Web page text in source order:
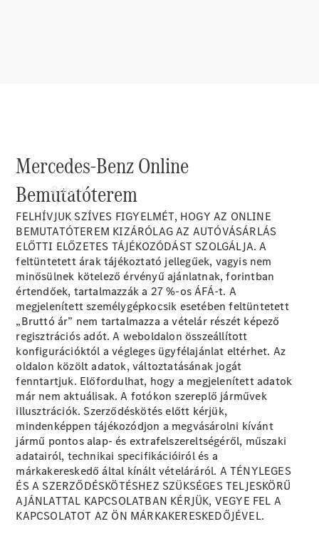
Rólunk
Márkáink
Mercedes-
Benz
Mercedes-
AMG
Mercedes-
Maybach
Stílust
teremtünk
Mercedes-Benz Online
Bemutatóterem
FELHÍVJUK SZÍVES FIGYELMÉT, HOGY AZ ONLINE
BEMUTATÓTEREM KIZÁRÓLAG AZ AUTÓVÁSÁRLÁS
ELŐTTI ELŐZETES TÁJÉKOZÓDÁST SZOLGÁLJA. A
feltüntetett árak tájékoztató jellegűek, vagyis nem
minősülnek kötelező érvényű ajánlatnak, forintban
értendőek, tartalmazzák a 27 %-os ÁFÁ-t. A
megjelenített személygépkocsik esetében feltüntetett
„Bruttó ár” nem tartalmazza a vételár részét képező
regisztrációs adót. A weboldalon összeállított
konfigurációktól a végleges ügyfélajánlat eltérhet. Az
oldalon közölt adatok, változtatásának jogát
fenntartjuk. Előfordulhat, hogy a megjelenített adatok
már nem aktuálisak. A fotókon szereplő járművek
illusztrációk. Szerződéskötés előtt kérjük,
mindenképpen tájékozódjon a megvásárolni kívánt
jármű pontos alap- és extrafelszereltségéről, műszaki
adatairól, technikai specifikációiról és a
márkakereskedő által kínált vételáráról. A TÉNYLEGES
ÉS A SZERZŐDÉSKÖTÉSHEZ SZÜKSÉGES TELJESKÖRŰ
AJÁNLATTAL KAPCSOLATBAN KÉRJÜK, VEGYE FEL A
KAPCSOLATOT AZ ÖN MÁRKAKERESKEDŐJÉVEL.